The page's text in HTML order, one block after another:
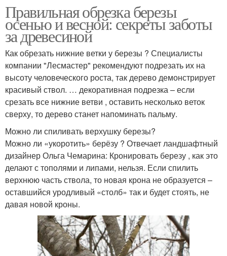
Правильная обрезка березы
осенью и весной: секреты заботы
за древесиной
Как обрезать нижние ветки у березы ? Специалисты
компании "Лесмастер" рекомендуют подрезать их на
высоту человеческого роста, так дерево демонстрирует
красивый ствол. … декоративная подрезка – если
срезать все нижние ветви , оставить несколько веток
сверху, то дерево станет напоминать пальму.
Можно ли спиливать верхушку березы?
Можно ли «укоротить» берёзу ? Отвечает ландшафтный
дизайнер Ольга Чемарина: Кронировать березу , как это
делают с тополями и липами, нельзя. Если спилить
верхнюю часть ствола, то новая крона не образуется –
оставшийся уродливый «столб» так и будет стоять, не
давая новой кроны.